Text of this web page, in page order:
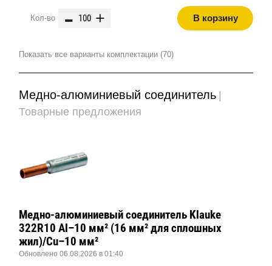
Кол-во - + В корзину
Показать все варианты комплектации (70)
Медно-алюминиевый соединитель
Товарные предложения
Медно-алюминиевый соединитель Klauke
322R10 Al–10 мм² (16 мм² для сплошных
жил)/Cu–10 мм²
Обновлено 06.08.2026 в 01:40